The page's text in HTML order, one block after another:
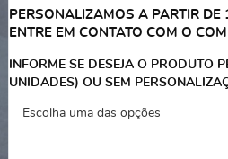
PERSONALIZAMOS A PARTIR DE
ENTRE EM CONTATO COM O
INFORME SE DESEJA O PRODUTO
UNIDADES) OU SEM